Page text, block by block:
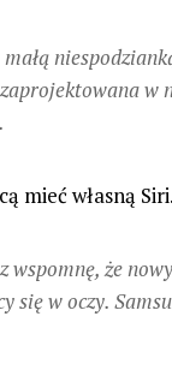
w
mieć własną Siri.
wspomnę, że
się w oczy.